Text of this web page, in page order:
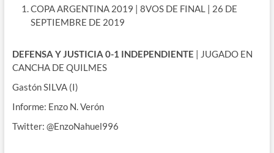
COPA ARGENTINA 2019 | 8VOS DE FINAL | 26 DE
SEPTIEMBRE DE 2019
DEFENSA Y JUSTICIA 0-1 INDEPENDIENTE | JUGADO EN
CANCHA DE QUILMES
Gastón SILVA (I)
Informe: Enzo N. Verón
Twitter: @EnzoNahuel996